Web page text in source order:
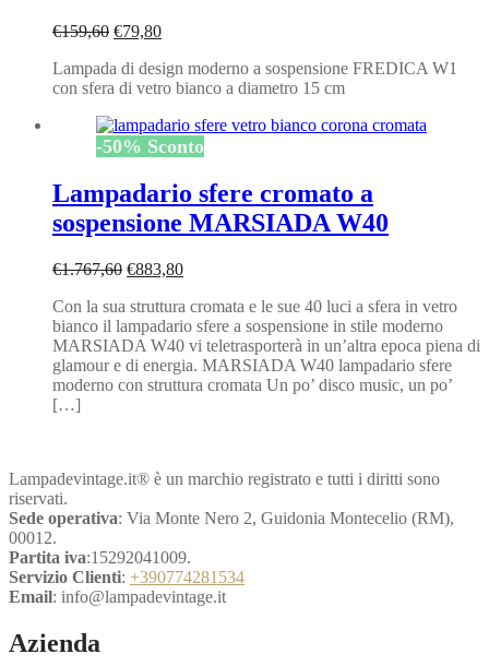
€159,60 Il
originale
era:
€79,80Il
attuale
è:
Lampada di design moderno a sospensione FREDICA W1
con sfera di vetro bianco a diametro 15 cm
-50% Sconto
Lampadario sfere cromato a
sospensione MARSIADA W40
€1.767,60 Il
originale
era:
€1.767,60.
€883,80Il
attuale
è:
€883,80.
Con la sua struttura cromata e le sue 40 luci a sfera in vetro
bianco il lampadario sfere a sospensione in stile moderno
MARSIADA W40 vi teletrasporterà in un’altra epoca piena di
glamour e di energia. MARSIADA W40 lampadario sfere
moderno con struttura cromata Un po’ disco music, un po’
[…]
Lampadevintage.it® è un marchio registrato e tutti i diritti sono
riservati.
Sede operativa: Via Monte Nero 2, Guidonia Montecelio (RM),
00012.
Partita iva:15292041009.
Servizio Clienti: +390774281534
Email: info@lampadevintage.it
Azienda